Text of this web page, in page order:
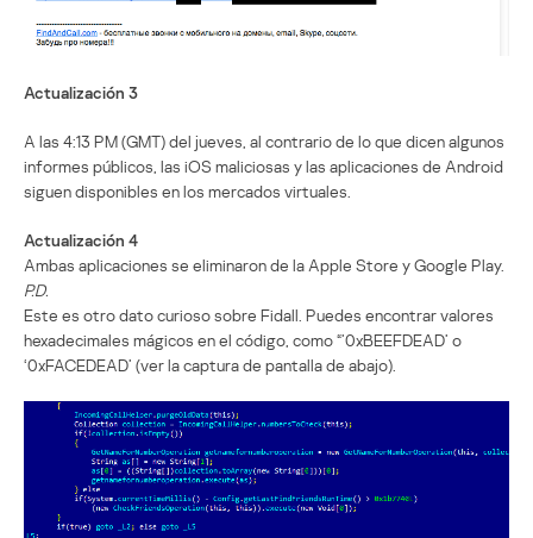
Actualización 3
A las 4:13 PM (GMT) del jueves, al contrario de lo que dicen algunos
informes públicos, las iOS maliciosas y las aplicaciones de Android
siguen disponibles en los mercados virtuales.
Actualización 4
Ambas aplicaciones se eliminaron de la Apple Store y Google Play.
P.D.
Este es otro dato curioso sobre Fidall. Puedes encontrar valores
hexadecimales mágicos en el código, como “’0xBEEFDEAD’ o
‘0xFACEDEAD’ (ver la captura de pantalla de abajo).